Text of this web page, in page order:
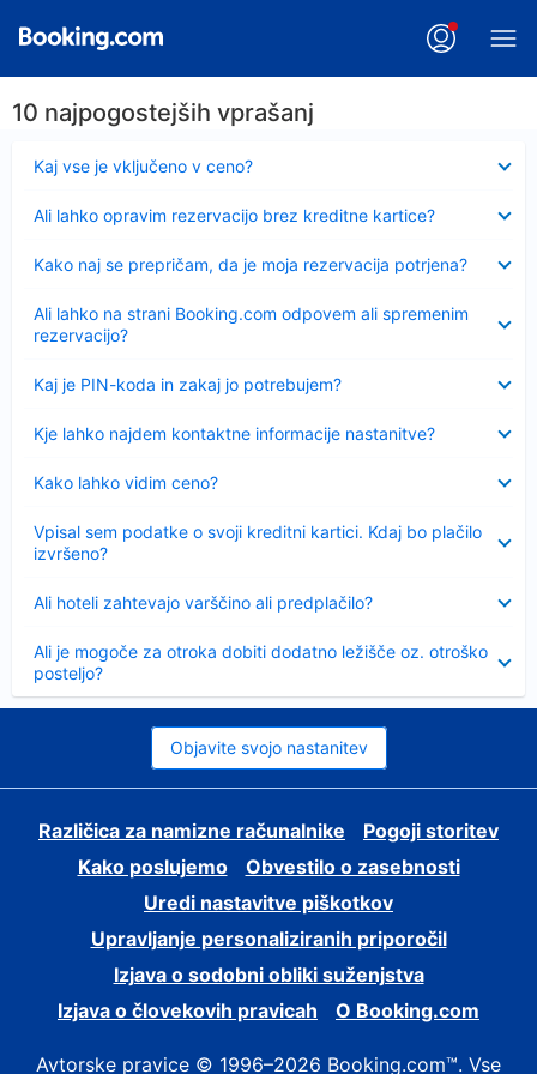
10 najpogostejših vprašanj
Kaj vse je vključeno v ceno?
Ali lahko opravim rezervacijo brez kreditne kartice?
Kako naj se prepričam, da je moja rezervacija potrjena?
Ali lahko na strani Booking.com odpovem ali spremenim
rezervacijo?
Kaj je PIN-koda in zakaj jo potrebujem?
Kje lahko najdem kontaktne informacije nastanitve?
Kako lahko vidim ceno?
Vpisal sem podatke o svoji kreditni kartici. Kdaj bo plačilo
izvršeno?
Ali hoteli zahtevajo varščino ali predplačilo?
Ali je mogoče za otroka dobiti dodatno ležišče oz. otroško
posteljo?
Objavite svojo nastanitev
Različica za namizne računalnike
Pogoji storitev
Kako poslujemo
Obvestilo o zasebnosti
Uredi nastavitve piškotkov
Upravljanje personaliziranih priporočil
Izjava o sodobni obliki suženjstva
Izjava o človekovih pravicah
O Booking.com
Avtorske pravice © 1996–2026 Booking.com™. Vse